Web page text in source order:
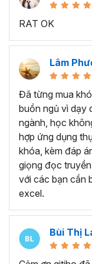
sử dụng Excel sẽ
công việc. Hơn
mình đang thực
Hiện nay 100%
cần tới kỹ năng
chính... Mỗi cấp
công việc khác
Chính vì điều đó
Excel cập nhật
cùng với92 tài
ích vô tận như:
Giảng viên là
cao, kinh
VPBank,
đoàn Thành
RAT OK
Lâm
Đã từng mua
buồn ngủ vì dạy
ngành, học
hợp ứng dụng
khóa, kèm đáp
giọng đọc
với các bạn cần
excel.
Bùi Thị